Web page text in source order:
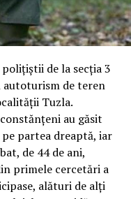
de la secția 3
autoturism de teren
Tuzla.
au găsit
partea dreaptă, iar
de 44 de ani,
primele cercetări a
alături de alți